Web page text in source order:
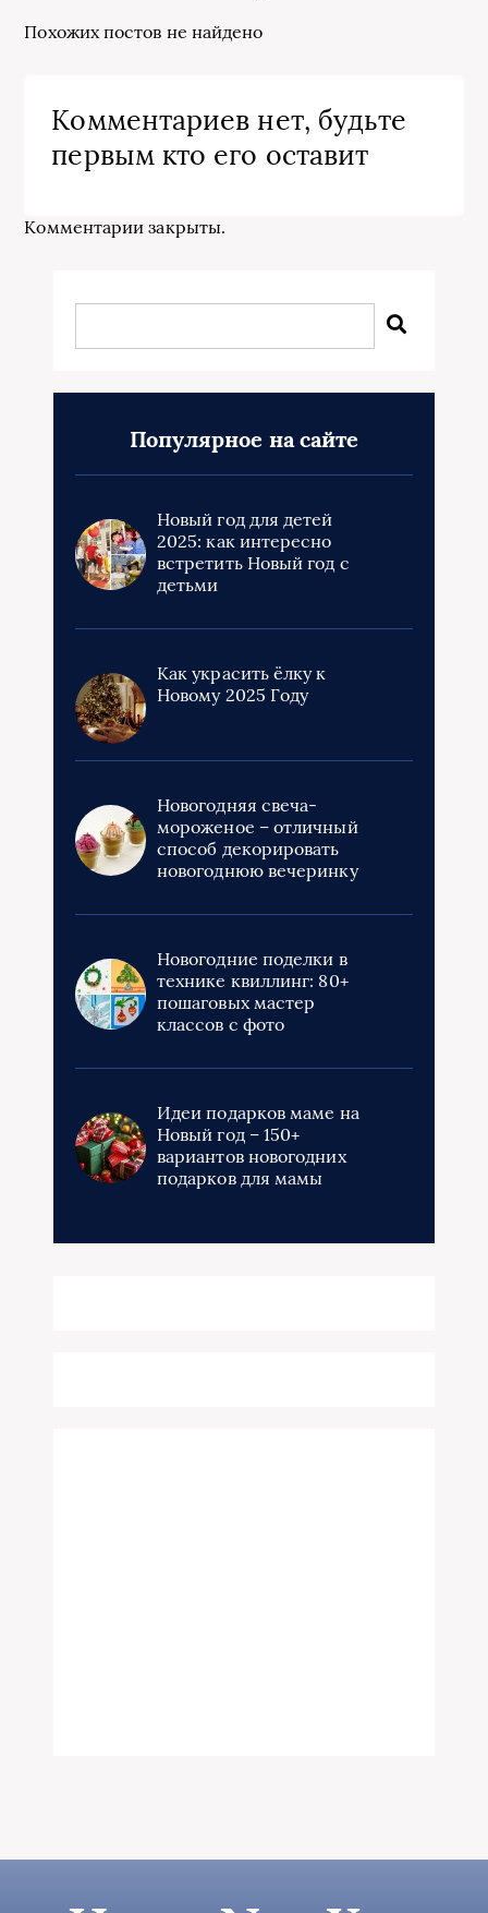
Похожих постов не найдено
Комментариев нет, будьте
первым кто его оставит
Комментарии закрыты.
Популярное на сайте
Новый год для детей
2025: как интересно
встретить Новый год с
детьми
Как украсить ёлку к
Новому 2025 Году
Новогодняя свеча-
мороженое – отличный
способ декорировать
новогоднюю вечеринку
Новогодние поделки в
технике квиллинг: 80+
пошаговых мастер
классов с фото
Идеи подарков маме на
Новый год – 150+
вариантов новогодних
подарков для мамы